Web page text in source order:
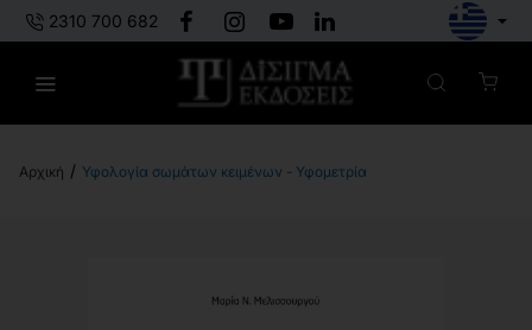
2310 700 682
Υφολογία σωμάτων κειμένων - Υφομετρία